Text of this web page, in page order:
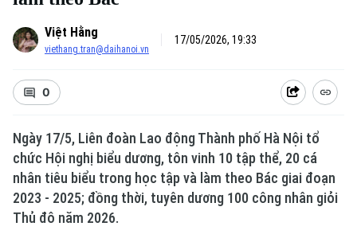
Việt Hằng
viethang.tran@daihanoi.vn
17/05/2026, 19:33
0
Ngày 17/5, Liên đoàn Lao động Thành phố Hà Nội tổ
chức Hội nghị biểu dương, tôn vinh 10 tập thể, 20 cá
nhân tiêu biểu trong học tập và làm theo Bác giai đoạn
2023 - 2025; đồng thời, tuyên dương 100 công nhân giỏi
Thủ đô năm 2026.